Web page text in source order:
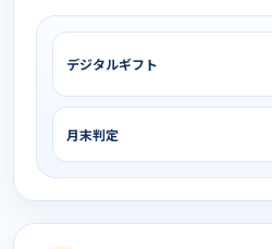
デジタルギフト
月末判定